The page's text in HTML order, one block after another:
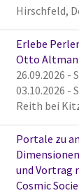
Hirschfeld,
Erlebe
Otto
26.09.2026 -
03.10.2026 -
Reith bei
Portale zu
und Vortrag
Cosmic